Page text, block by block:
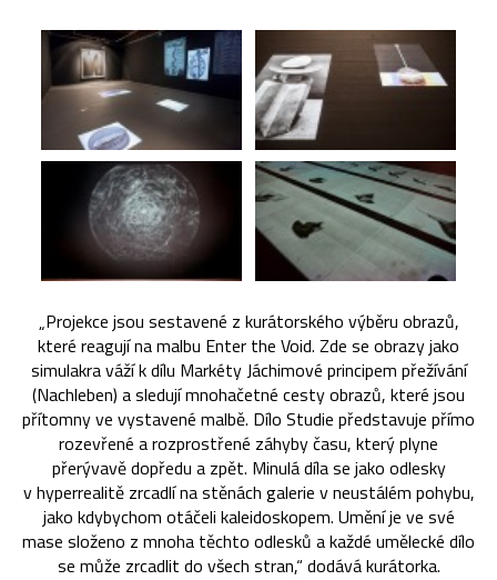
„Projekce jsou sestavené z kurátorského výběru obrazů,
které reagují na malbu Enter the Void. Zde se obrazy jako
simulakra váží k dílu Markéty Jáchimové principem přežívání
(Nachleben) a sledují mnohačetné cesty obrazů, které jsou
přítomny ve vystavené malbě. Dílo Studie představuje přímo
rozevřené a rozprostřené záhyby času, který plyne
přerývavě dopředu a zpět. Minulá díla se jako odlesky
v hyperrealitě zrcadlí na stěnách galerie v neustálém pohybu,
jako kdybychom otáčeli kaleidoskopem. Umění je ve své
mase složeno z mnoha těchto odlesků a každé umělecké dílo
se může zrcadlit do všech stran,“ dodává kurátorka.